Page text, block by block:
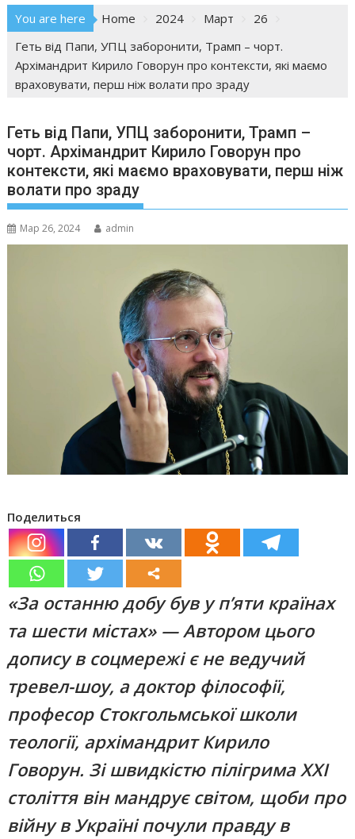
You are here Home 2024 Март
26
Геть від Папи, УПЦ заборонити, Трамп – чорт.
Архімандрит Кирило Говорун про контексти, які маємо
враховувати, перш ніж волати про зраду
Геть від Папи, УПЦ заборонити, Трамп –
чорт. Архімандрит Кирило Говорун про
контексти, які маємо враховувати, перш ніж
волати про зраду
Мар 26, 2024 admin
Поделиться
«За останню добу був у п’яти країнах
та шести містах» — Автором цього
допису в соцмережі є не ведучий
тревел-шоу, а доктор філософії,
професор Стокгольмської школи
теології, архімандрит Кирило
Говорун. Зі швидкістю пілігрима XXI
століття він мандрує світом, щоби про
війну в Україні почули правду в